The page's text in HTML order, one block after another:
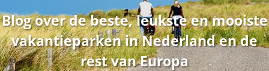
Blog over de beste, leukste en mooiste
vakantieparken in Nederland en de
rest van Europa